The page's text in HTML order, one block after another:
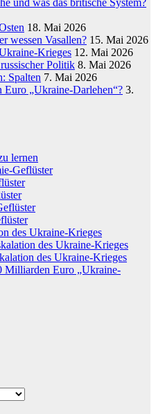
und was das britische System?
18. Mai 2026
wessen Vasallen? 15. Mai 2026
Krieges 12. Mai 2026
Politik 8. Mai 2026
Spalten 7. Mai 2026
„Ukraine-Darlehen“? 3.
lernen
Geflüster
des Ukraine-Krieges
des Ukraine-Krieges
des Ukraine-Krieges
Milliarden Euro „Ukraine-